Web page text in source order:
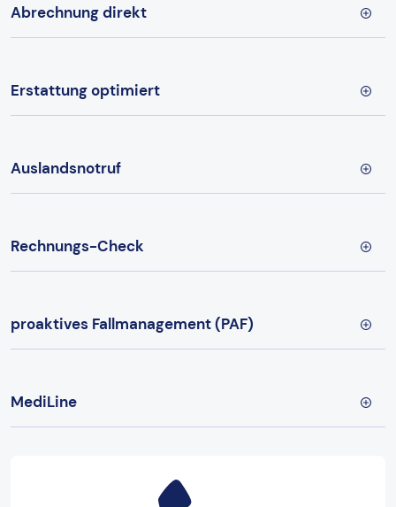
Abrechnung direkt
Erstattung optimiert
Auslandsnotruf
Rechnungs-Check
proaktives Fallmanagement (PAF)
MediLine